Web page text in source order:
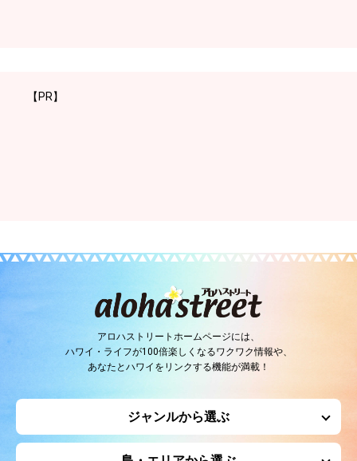
【PR】
アロハストリートホームページには、
ハワイ・ライフが100倍楽しくなるワクワク情報や、
あなたとハワイをリンクする機能が満載！
ジャンルから選ぶ